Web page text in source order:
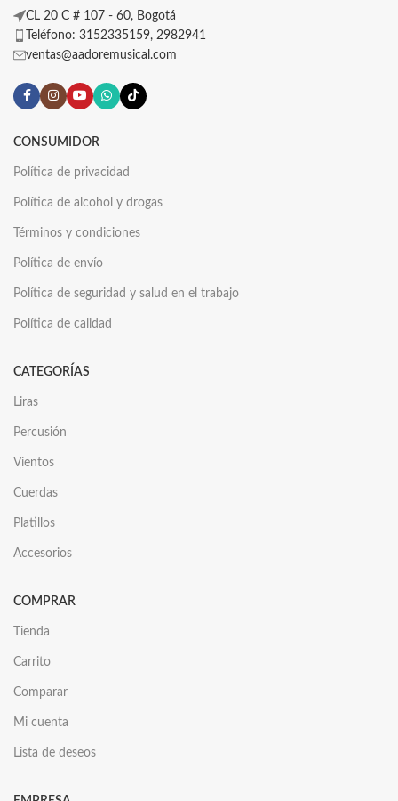
CL 20 C # 107 - 60, Bogotá
Teléfono: 3152335159, 2982941
ventas@aadoremusical.com
CONSUMIDOR
Política de privacidad
Política de alcohol y drogas
Términos y condiciones
Política de envío
Política de seguridad y salud en el trabajo
Política de calidad
CATEGORÍAS
Liras
Percusión
Vientos
Cuerdas
Platillos
Accesorios
COMPRAR
Tienda
Carrito
Comparar
Mi cuenta
Lista de deseos